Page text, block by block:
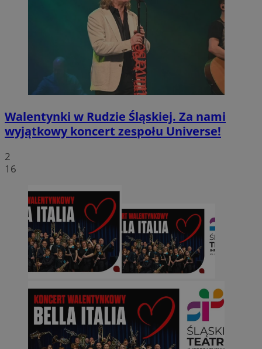
Walentynki w Rudzie Śląskiej. Za nami
wyjątkowy koncert zespołu Universe!
2
16